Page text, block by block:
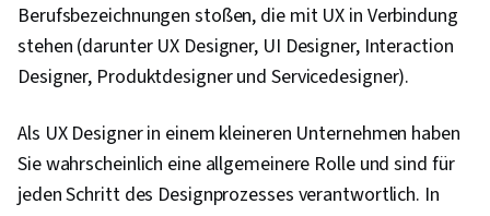
Berufsbezeichnungen stoßen, die mit UX in Verbindung
stehen (darunter UX Designer, UI Designer, Interaction
Designer, Produktdesigner und Servicedesigner).
Als UX Designer in einem kleineren Unternehmen haben
Sie wahrscheinlich eine allgemeinere Rolle und sind für
jeden Schritt des Designprozesses verantwortlich. In